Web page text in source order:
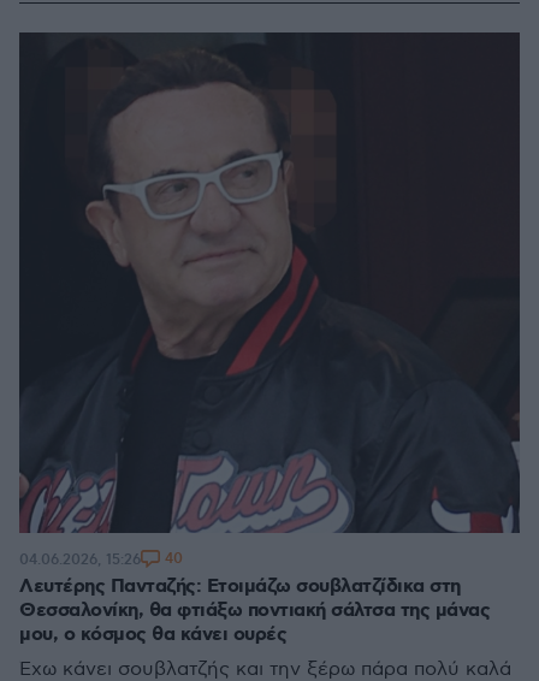
Λευτέρης Πανταζής: Ετοιμάζω σουβλατζίδικα στη
Θεσσαλονίκη, θα φτιάξω ποντιακή σάλτσα της μάνας
μου, ο κόσμος θα κάνει ουρές
Έχω κάνει σουβλατζής και την ξέρω πάρα πολύ καλά
04.06.2026, 15:26 40